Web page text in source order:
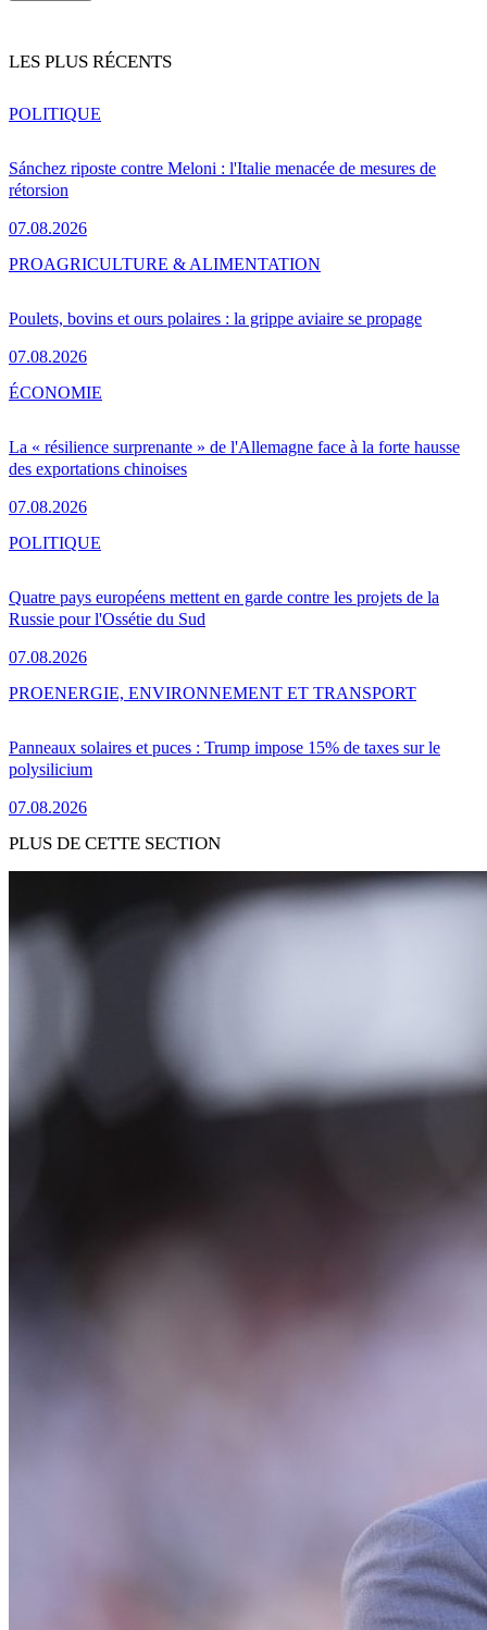
LES PLUS RÉCENTS
Sánchez riposte contre Meloni : l'Italie menacée de mesures de
rétorsion
07.08.2026
POLITIQUE
Poulets, bovins et ours polaires : la grippe aviaire se propage
07.08.2026
PROAGRICULTURE & ALIMENTATION
La « résilience surprenante » de l'Allemagne face à la forte hausse
des exportations chinoises
07.08.2026
ÉCONOMIE
Quatre pays européens mettent en garde contre les projets de la
Russie pour l'Ossétie du Sud
07.08.2026
POLITIQUE
Panneaux solaires et puces : Trump impose 15% de taxes sur le
polysilicium
07.08.2026
PROENERGIE, ENVIRONNEMENT ET TRANSPORT
PLUS DE CETTE SECTION